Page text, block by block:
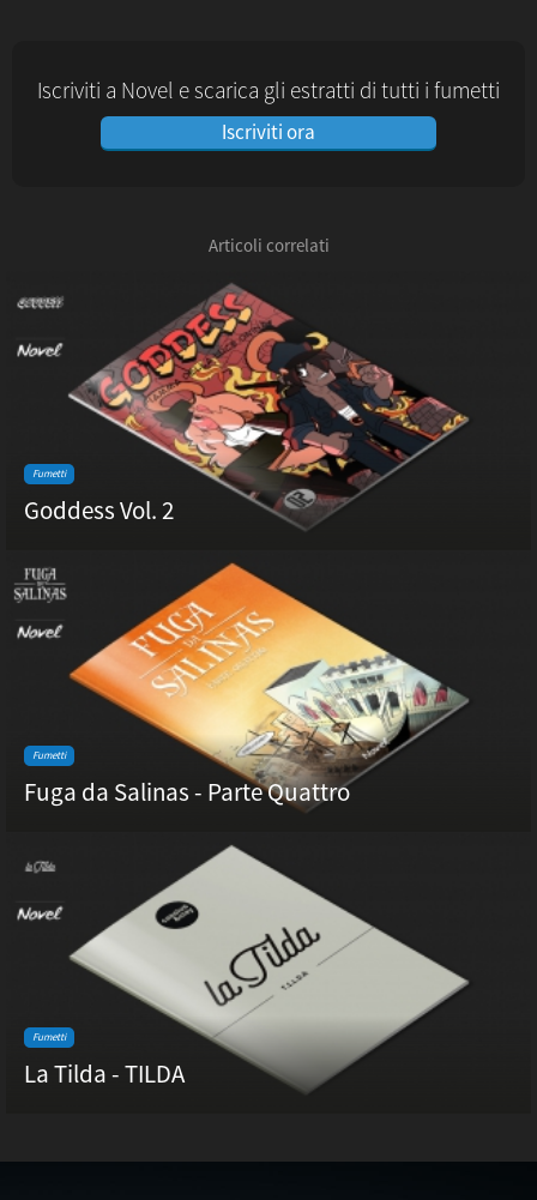
Iscriviti a Novel e scarica gli estratti di tutti i fumetti
Iscriviti ora
Articoli correlati
Fumetti
Goddess Vol. 2
Fumetti
Fuga da Salinas - Parte Quattro
Fumetti
La Tilda - TILDA